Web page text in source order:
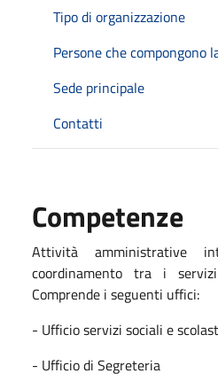
Tipo di organizzazione
Persone che compongono
Sede principale
Contatti
Competenze
Attività amministrative
coordinamento tra i
Comprende i seguenti uffici:
- Ufficio servizi sociali e
- Ufficio di Segreteria